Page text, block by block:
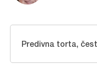
Predivna torta,